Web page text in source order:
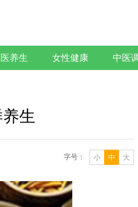
养生 女性健康 中医
生
小 中 大
字号：